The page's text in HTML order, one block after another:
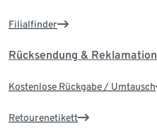
Filialfinder
Rücksendung & Reklamation
Kostenlose Rückgabe / Umtausch
Retourenetikett